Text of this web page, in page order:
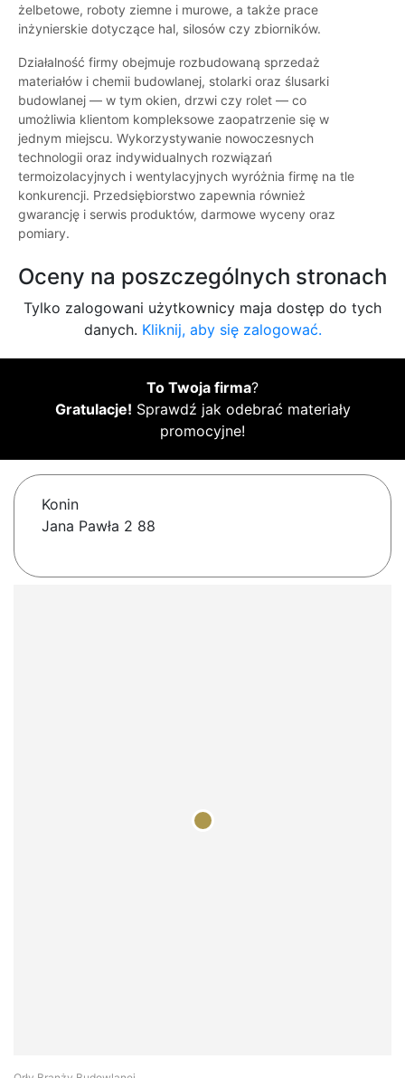
żelbetowe, roboty ziemne i murowe, a także prace
inżynierskie dotyczące hal, silosów czy zbiorników.
Działalność firmy obejmuje rozbudowaną sprzedaż
materiałów i chemii budowlanej, stolarki oraz ślusarki
budowlanej — w tym okien, drzwi czy rolet — co
umożliwia klientom kompleksowe zaopatrzenie się w
jednym miejscu. Wykorzystywanie nowoczesnych
technologii oraz indywidualnych rozwiązań
termoizolacyjnych i wentylacyjnych wyróżnia firmę na tle
konkurencji. Przedsiębiorstwo zapewnia również
gwarancję i serwis produktów, darmowe wyceny oraz
pomiary.
Oceny na poszczególnych stronach
Tylko zalogowani użytkownicy maja dostęp do tych
danych. Kliknij, aby się zalogować.
To Twoja firma?
Gratulacje! Sprawdź jak odebrać materiały
promocyjne!
Konin
Jana Pawła 2 88